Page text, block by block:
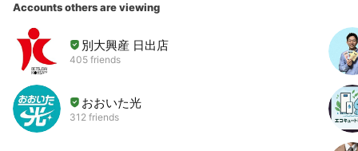
Accounts others are viewing
別大興産 日出店
405 friends
おおいた光
312 friends